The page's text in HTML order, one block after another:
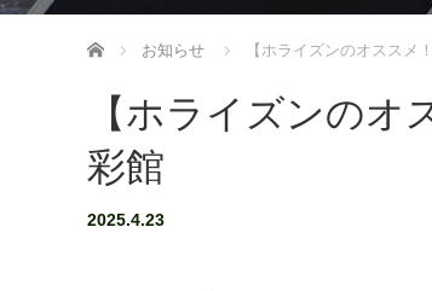
ホーム お知らせ 【ホライズンのオスス
【ホライズンの
彩館
2025.4.23